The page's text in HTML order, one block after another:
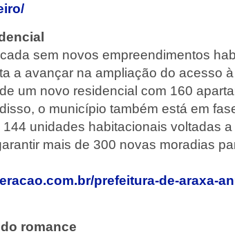
sem novos empreendimentos
a avançar na ampliação do acesso
um novo residencial com 160
o município também está em
unidades habitacionais voltadas
mais de 300 novas moradias
prefeitura-de-araxa-
romance